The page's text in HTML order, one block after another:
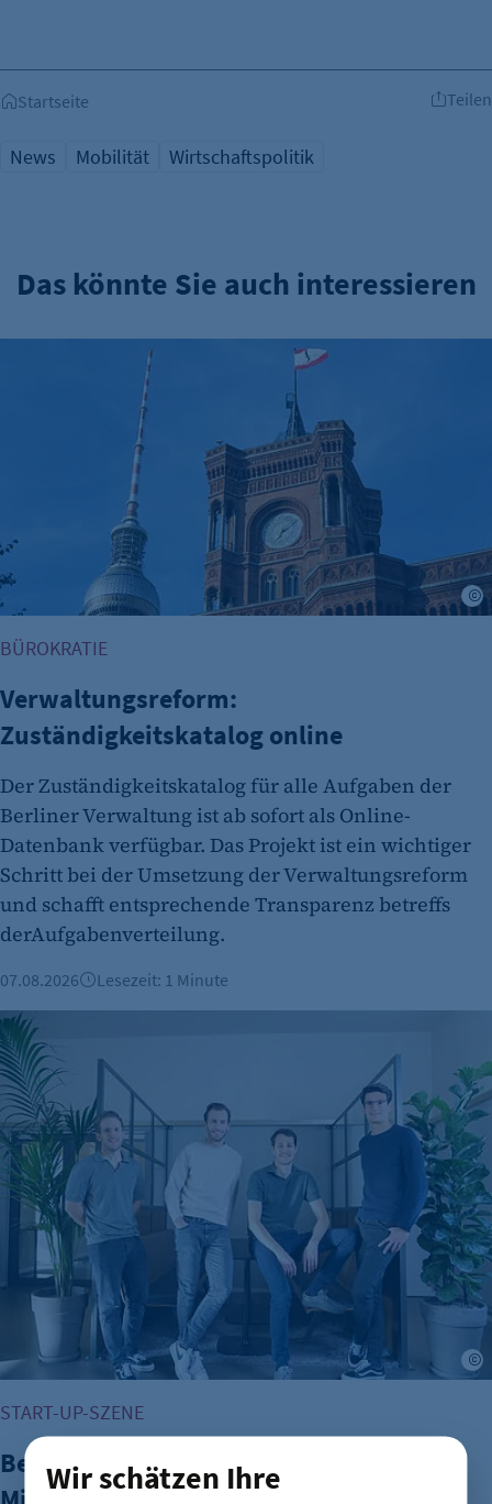
Wir schätzen Ihre
Startseite Teilen
News Mobilität Wirtschaftspolitik
Das könnte Sie auch interessieren
Verwaltungsreform: Zuständigkeitskatalog online
BÜROKRATIE
Verwaltungsreform:
Zuständigkeitskatalog online
Der Zuständigkeitskatalog für alle Aufgaben der
Berliner Verwaltung ist ab sofort als Online-
Datenbank verfügbar. Das Projekt ist ein wichtiger
Schritt bei der Umsetzung der Verwaltungsreform
und schafft entsprechende Transparenz betreffs
derAufgabenverteilung.
07.08.2026 Lesezeit: 1 Minute
Berliner Fintech Moss erreicht Milliardenbewertung
START-UP-SZENE
Berliner Fintech Moss erreicht